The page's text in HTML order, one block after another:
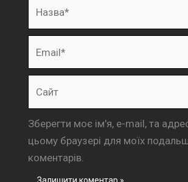
Зберегти моє ім'я, e-mail, та
цьому браузері для моїх
коментарів.